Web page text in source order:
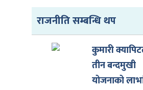
राजनीति सम्बन्धि थप
कुमारी
तीन बन्दमुखी
योजनाको